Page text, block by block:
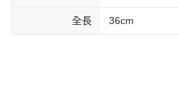
全長 36cm